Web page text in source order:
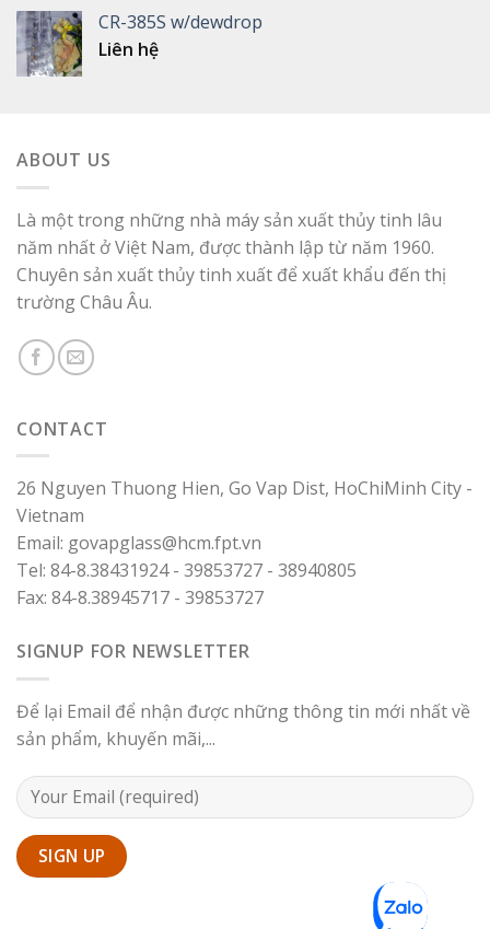
CR-385S w/dewdrop
Liên hệ
ABOUT US
Là một trong những nhà máy sản xuất thủy tinh lâu
năm nhất ở Việt Nam, được thành lập từ năm 1960.
Chuyên sản xuất thủy tinh xuất để xuất khẩu đến thị
trường Châu Âu.
CONTACT
26 Nguyen Thuong Hien, Go Vap Dist, HoChiMinh City -
Vietnam
Email: govapglass@hcm.fpt.vn
Tel: 84-8.38431924 - 39853727 - 38940805
Fax: 84-8.38945717 - 39853727
SIGNUP FOR NEWSLETTER
Để lại Email để nhận được những thông tin mới nhất về
sản phẩm, khuyến mãi,...